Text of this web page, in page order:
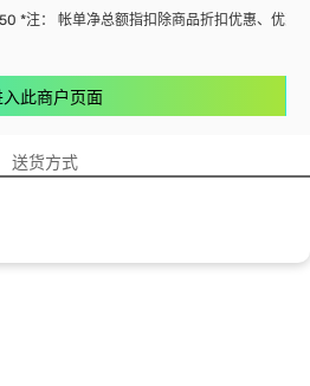
*注： 帐单净总额指扣除商品折扣优惠、优惠
入此商户页面
送货方式